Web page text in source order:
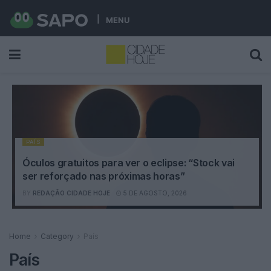
MENU
PAÍS
Óculos gratuitos para ver o eclipse: “Stock vai
ser reforçado nas próximas horas”
REDAÇÃO CIDADE HOJE 5 DE AGOSTO, 2026
Home Category País
País